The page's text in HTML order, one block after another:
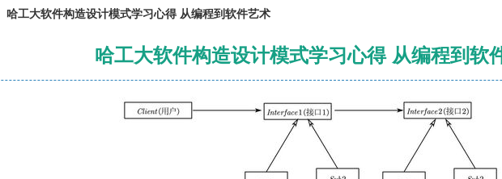
哈工大软件构造设计模式学习心得 从编程到软件艺术
哈工大软件构造设计模式学习心得 从编程到软